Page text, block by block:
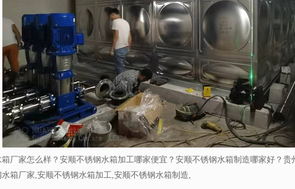
厂家怎么样？安顺不锈钢水箱加工哪家便宜？安顺不锈钢水箱制造哪家好？
箱厂家,安顺不锈钢水箱加工,安顺不锈钢水箱制造,